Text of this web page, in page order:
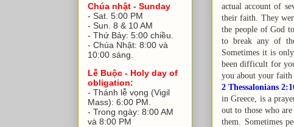
actual account of
their faith. They
the people of God
to break any of
Sometimes it is
been difficult for
you about your
2 Thessalonians
in Greece, is a
out to those who
them. Sometimes
Chúa nhật - Sunday
- Sat. 5:00 PM
- Sun. 8 & 10 AM
- Thứ Bảy: 5:00 chiều.
- Chúa Nhật: 8:00 và
10:00 sáng.
Lễ Buộc - Holy day of
obligation:
- Thánh lễ vọng (Vigil
Mass): 6:00 PM.
- Trong ngày: 8:00 AM
và 8:00 PM